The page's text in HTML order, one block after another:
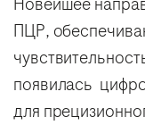
ПЦР,
появилась
для